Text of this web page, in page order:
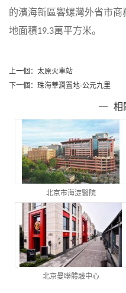
的濱海新區響螺灣外省市商
地面積19.3萬平方米。
上一個： 太原火車站
下一個： 珠海華潤置地·公元九里
相
北京市海淀醫院
北京曼聯體驗中心